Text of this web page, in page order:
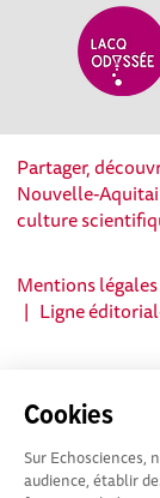
Cookies
Sur Echosciences,
audience, établir
Partager,
Nouvelle-
culture
Mentions légales
| Ligne